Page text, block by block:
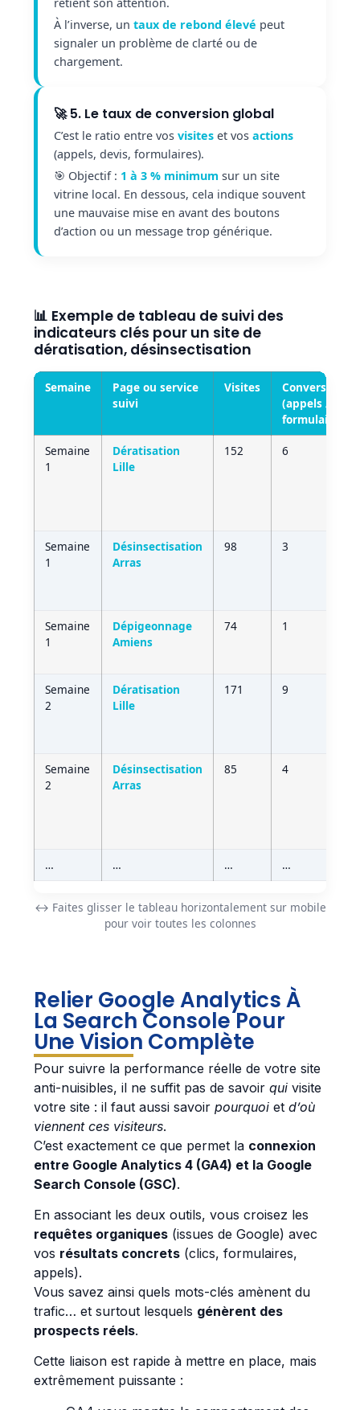
À l’inverse, un taux de rebond élevé peut
signaler un problème de clarté ou de
chargement.
🚀 5. Le taux de conversion global
C’est le ratio entre vos visites et vos actions
(appels, devis, formulaires).
🎯 Objectif : 1 à 3 % minimum sur un site
vitrine local. En dessous, cela indique souvent
une mauvaise mise en avant des boutons
d’action ou un message trop générique.
📊 Exemple de tableau de suivi des
indicateurs clés pour un site de
dératisation, désinsectisation
Semaine
Page ou service
suivi
Visites
Conversions
(appels /
formulaires)
Semaine
1
Dératisation
Lille
152 6
Semaine
1
Désinsectisation
Arras
98 3
Semaine
1
Dépigeonnage
Amiens
74 1
Semaine
2
Dératisation
Lille
171 9
Semaine
2
Désinsectisation
Arras
85 4
… … … …
↔️ Faites glisser le tableau horizontalement sur mobile
pour voir toutes les colonnes
Relier Google Analytics À
La Search Console Pour
Une Vision Complète
Pour suivre la performance réelle de votre site
anti-nuisibles, il ne suffit pas de savoir qui visite
votre site : il faut aussi savoir pourquoi et d’où
viennent ces visiteurs.
C’est exactement ce que permet la connexion
entre Google Analytics 4 (GA4) et la Google
Search Console (GSC).
En associant les deux outils, vous croisez les
requêtes organiques (issues de Google) avec
vos résultats concrets (clics, formulaires,
appels).
Vous savez ainsi quels mots-clés amènent du
trafic… et surtout lesquels génèrent des
prospects réels.
Cette liaison est rapide à mettre en place, mais
extrêmement puissante :